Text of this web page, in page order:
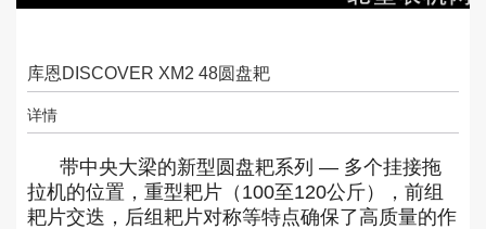
库恩DISCOVER XM2 48圆盘耙
详情
带中央大梁的新型圆盘耙系列 — 多个挂接拖
拉机的位置，重型耙片（100至120公斤），前组
耙片交迭，后组耙片对称等特点确保了高质量的作